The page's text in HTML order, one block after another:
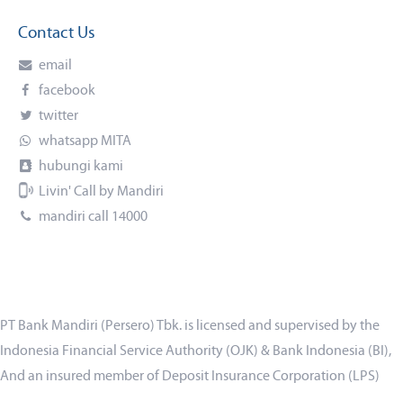
Contact Us
email
facebook
twitter
whatsapp MITA
hubungi kami
Livin' Call by Mandiri
mandiri call 14000
PT Bank Mandiri (Persero) Tbk. is licensed and supervised by the
Indonesia Financial Service Authority (OJK) & Bank Indonesia (BI),
And an insured member of Deposit Insurance Corporation (LPS)